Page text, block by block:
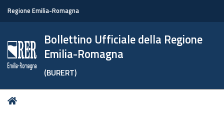
Regione Emilia-Romagna
Bollettino Ufficiale della Regione
Emilia-Romagna
(BURERT)
Tu